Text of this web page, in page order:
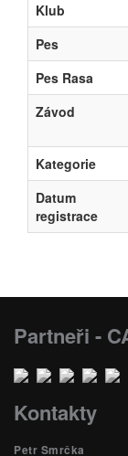
Klub
Pes
Pes Rasa
Závod
Kategorie
Datum
registrace
Partneři -
Kontakty
Petr Smrčka